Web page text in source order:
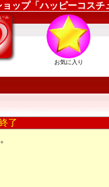
ップ「ハッピーコスチ
お気に入り
了